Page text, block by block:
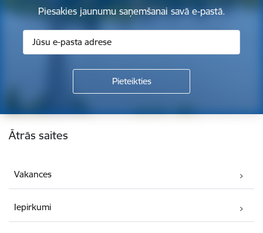
Piesakies jaunumu saņemšanai savā e-pastā.
Kājene
Ātrās saites
Vakances
Iepirkumi